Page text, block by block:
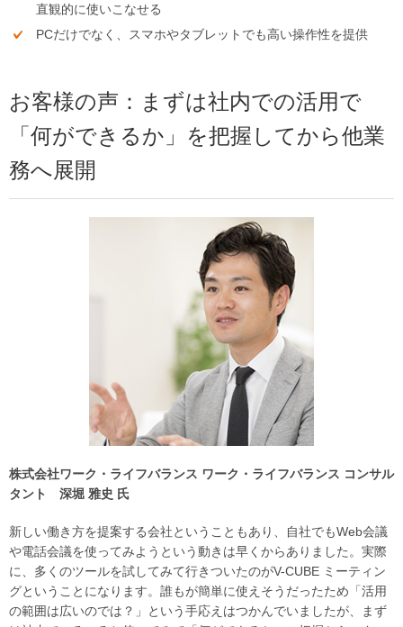
直観的に使いこなせる
PCだけでなく、スマホやタブレットでも高い操作性を提供
お客様の声：まずは社内での活用で
「何ができるか」を把握してから他業
務へ展開
株式会社ワーク・ライフバランス ワーク・ライフバランス コンサル
タント 深堀 雅史 氏
新しい働き方を提案する会社ということもあり、自社でもWeb会議
や電話会議を使ってみようという動きは早くからありました。実際
に、多くのツールを試してみて行きついたのがV-CUBE ミーティン
グということになります。誰もが簡単に使えそうだったため「活用
の範囲は広いのでは？」という手応えはつかんでいましたが、まず